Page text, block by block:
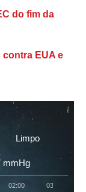
do fim da
EUA e
Limpo
mmHg
02:00 03:00